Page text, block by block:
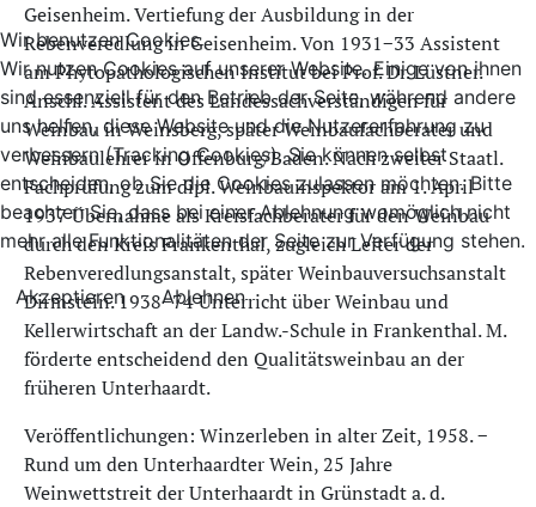
Geisenheim. Vertiefung der Ausbildung in der
Rebenveredlung in Geisenheim. Von 1931−33 Assistent
am Phytopathologischen Institut bei Prof. Dr. Lüstner.
Anschl. Assistent des Landessachverständigen für
Weinbau in Weinsberg, später Weinbaufachberater und
Weinbaulehrer in Offenburg/Baden. Nach zweiter Staatl.
Fachprüfung zum dipl. Weinbauinspektor am 1. April
1937 Übernahme als Kreisfachberater für den Weinbau
durch den Kreis Frankenthal, zugleich Leiter der
Rebenveredlungsanstalt, später Weinbauversuchsanstalt
Dirmstein. 1938−74 Unterricht über Weinbau und
Kellerwirtschaft an der Landw.-Schule in Frankenthal. M.
förderte entscheidend den Qualitätsweinbau an der
früheren Unterhaardt.
Veröffentlichungen: Winzerleben in alter Zeit, 1958. −
Rund um den Unterhaardter Wein, 25 Jahre
Weinwettstreit der Unterhaardt in Grünstadt a. d.
Wir benutzen Cookies
Wir nutzen Cookies auf unserer Website. Einige von ihnen
sind essenziell für den Betrieb der Seite, während andere
uns helfen, diese Website und die Nutzererfahrung zu
verbessern (Tracking Cookies). Sie können selbst
entscheiden, ob Sie die Cookies zulassen möchten. Bitte
beachten Sie, dass bei einer Ablehnung womöglich nicht
mehr alle Funktionalitäten der Seite zur Verfügung stehen.
Akzeptieren Ablehnen